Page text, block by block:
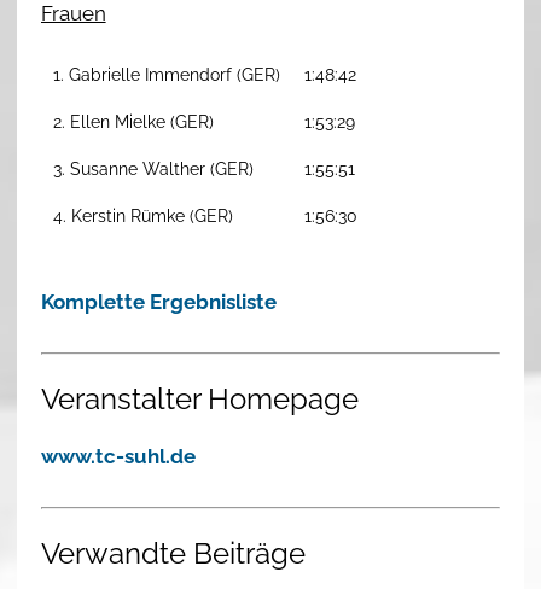
Frauen
1. Gabrielle Immendorf (GER) 1:48:42
2. Ellen Mielke (GER) 1:53:29
3. Susanne Walther (GER) 1:55:51
4. Kerstin Rümke (GER) 1:56:30
Komplette Ergebnisliste
Veranstalter Homepage
www.tc-suhl.de
Verwandte Beiträge